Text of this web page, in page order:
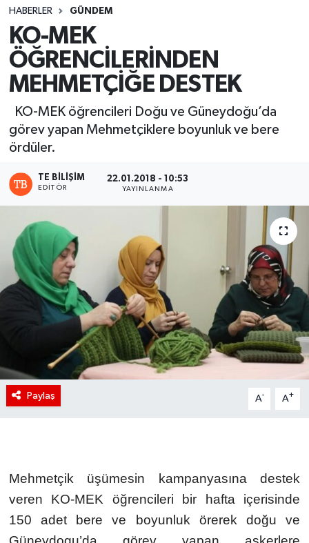
HABERLER GÜNDEM
KO-MEK
ÖĞRENCİLERİNDEN
MEHMETÇİĞE DESTEK
KO-MEK öğrencileri Doğu ve Güneydoğu’da
görev yapan Mehmetçiklere boyunluk ve bere
ördüler.
TE BILIŞIM
EDITÖR
22.01.2018 - 10:53
YAYINLANMA
Paylaş A- A+
Mehmetçik üşümesin kampanyasına destek
veren KO-MEK öğrencileri bir hafta içerisinde
150 adet bere ve boyunluk örerek doğu ve